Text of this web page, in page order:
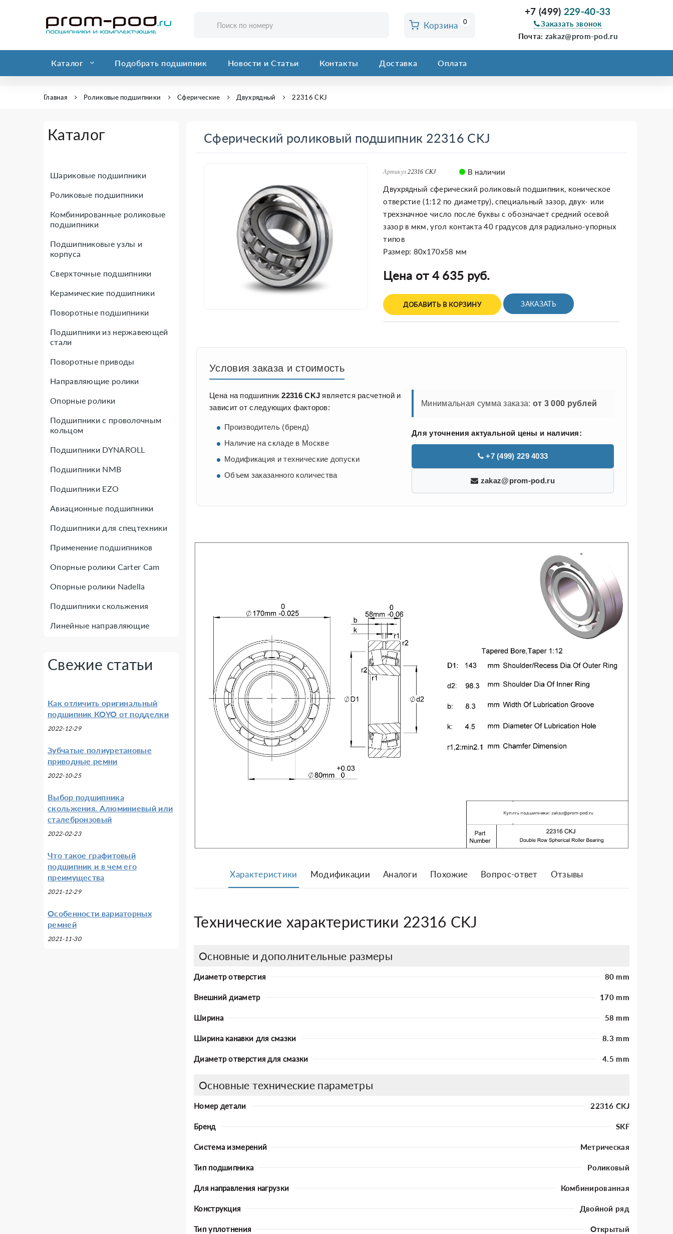
Корзина 0
+7 (499) 229-40-33
Заказать звонок
Почта: zakaz@prom-pod.ru
Каталог Подобрать подшипник Новости и Статьи Контакты Доставка Оплата
Главная Роликовые подшипники Сферические Двухрядный 22316 CKJ
Каталог
Шариковые подшипники
Роликовые подшипники
Комбинированные роликовые
подшипники
Подшипниковые узлы и
корпуса
Сверхточные подшипники
Керамические подшипники
Поворотные подшипники
Подшипники из нержавеющей
стали
Поворотные приводы
Направляющие ролики
Опорные ролики
Подшипники с проволочным
кольцом
Подшипники DYNAROLL
Подшипники NMB
Подшипники EZO
Авиационные подшипники
Подшипники для спецтехники
Применение подшипников
Опорные ролики Carter Cam
Опорные ролики Nadella
Подшипники скольжения
Линейные направляющие
Свежие статьи
Как отличить оригинальный
подшипник KOYO от подделки
2022-12-29
Зубчатые полиуретановые
приводные ремни
2022-10-25
Выбор подшипника
скольжения. Алюминиевый или
сталебронзовый
2022-02-23
Что такое графитовый
подшипник и в чем его
преимущества
2021-12-29
Особенности вариаторных
ремней
2021-11-30
Сферический роликовый подшипник 22316 CKJ
Артикул 22316 CKJ
В наличии
Двухрядный сферический роликовый подшипник, коническое
отверстие (1:12 по диаметру), специальный зазор, двух- или
трехзначное число после буквы с обозначает средний осевой
зазор в мкм, угол контакта 40 градусов для радиально-упорных
типов
Размер: 80x170x58 мм
Цена от 4 635 руб.
ДОБАВИТЬ В КОРЗИНУ ЗАКАЗАТЬ
Условия заказа и стоимость
Цена на подшипник22316 CKJ является расчетной и
зависит от следующих факторов:
Производитель (бренд)
Наличие на складе в Москве
Модификация и технические допуски
Объем заказанного количества
Минимальная сумма заказа: от 3 000 рублей
Для уточнения актуальной цены и наличия:
+7 (499) 229 4033
zakaz@prom-pod.ru
Характеристики Модификации Аналоги Похожие Вопрос-ответ Отзывы
Технические характеристики 22316 CKJ
Основные и дополнительные размеры
Диаметр отверстия 80 mm
Внешний диаметр 170 mm
Ширина 58 mm
Ширина канавки для смазки 8.3 mm
Диаметр отверстия для смазки 4.5 mm
Основные технические параметры
Номер детали 22316 CKJ
Бренд SKF
Система измерений Метрическая
Тип подшипника Роликовый
Для направления нагрузки Комбинированная
Конструкция Двойной ряд
Тип уплотнения Открытый